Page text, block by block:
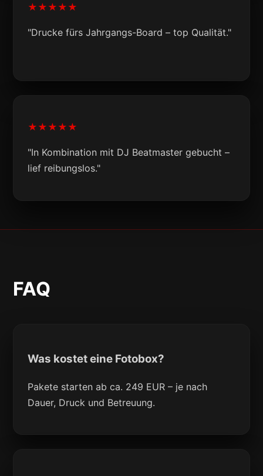
★★★★★
"Drucke fürs Jahrgangs-Board – top Qualität."
★★★★★
"In Kombination mit DJ Beatmaster gebucht –
lief reibungslos."
FAQ
Was kostet eine Fotobox?
Pakete starten ab ca. 249 EUR – je nach
Dauer, Druck und Betreuung.